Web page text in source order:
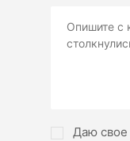
Даю свое